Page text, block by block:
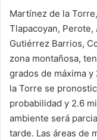
Martínez de la
Tlapacoyan,
Gutiérrez Barrios,
zona montañosa,
grados de máxima
la Torre se
probabilidad y 2.6
ambiente será
tarde. Las áreas de